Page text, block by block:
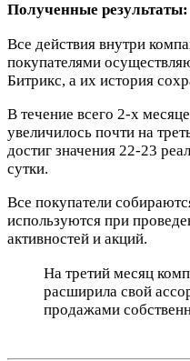
Полученные результаты:
Все действия внутри
покупателями
Битрикс, а их история
В течение всего 2-x
увеличилось почти на
достиг значения 22-23
сутки.
Все покупатели
используются при
активностей и акций.
На третий месяц
расширила свой
продажами